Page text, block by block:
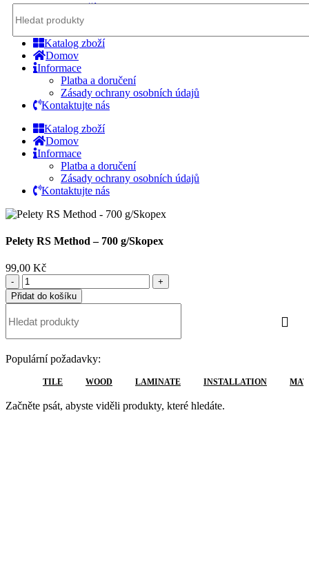
Katalog Zboží
Menu
Katalog zboží
Domov
Informace
Platba a doručení
Zásady ochrany osobních údajů
Kontaktujte nás
Katalog zboží
Domov
Informace
Platba a doručení
Zásady ochrany osobních údajů
Kontaktujte nás
Pelety RS Method – 700 g/Skopex
99,00 Kč
Pelety
RS
Method
-
700
g/Skopex
množství
Přidat do košíku
Populární požadavky:
TILE WOOD LAMINATE INSTALLATION
Začněte psát, abyste viděli produkty, které hledáte.